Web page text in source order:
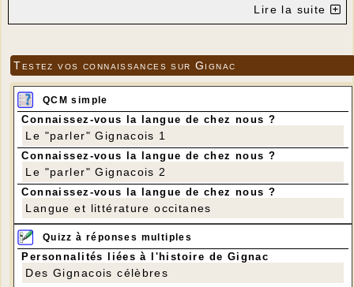
Lire la suite
Testez vos connaissances sur Gignac
QCM simple
Connaissez-vous la langue de chez nous ?
Le "parler" Gignacois 1
Connaissez-vous la langue de chez nous ?
Le "parler" Gignacois 2
Connaissez-vous la langue de chez nous ?
Langue et littérature occitanes
Quizz à réponses multiples
Personnalités liées à l'histoire de Gignac
Des Gignacois célèbres